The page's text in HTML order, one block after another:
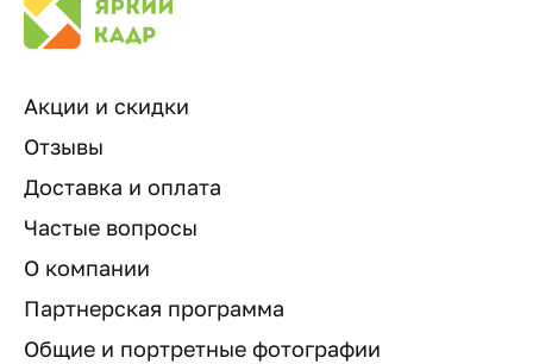
Акции и скидки
Отзывы
Доставка и оплата
Частые вопросы
О компании
Партнерская программа
Общие и портретные фотографии